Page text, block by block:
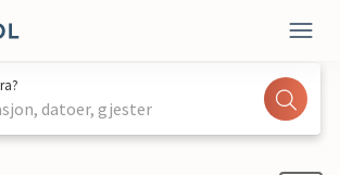
datoer, gjester